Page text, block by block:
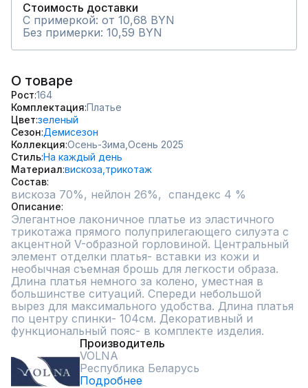
Стоимость доставки
С примеркой: от 10,68 BYN
Без примерки: 10,59 BYN
О товаре
Рост 164
Комплектация Платье
Цвет зеленый
Сезон Демисезон
Коллекция Осень-Зима, Осень 2025
СтильНа каждый день
Материал вискоза, трикотаж
Состав
Описание
Элегантное лаконичное платье из эластичного
трикотажа прямого полуприлегающего силуэта с
акцентной V-образной горловиной. Центральный
элемент отделки платья- вставки из кожи и
необычная съемная брошь для легкости образа.
Длина платья немного за колено, уместная в
большинстве ситуаций. Спереди небольшой
вырез для максимального удобства. Длина платья
по центру спинки- 104см. Декоративный и
функциональный пояс- в комплекте изделия.
Производитель
VOLNA
Республика Беларусь
Подробнее